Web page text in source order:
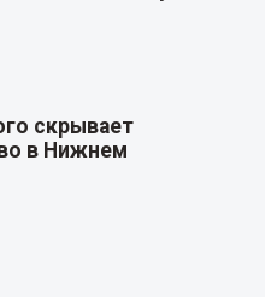
скрывает
в Нижнем